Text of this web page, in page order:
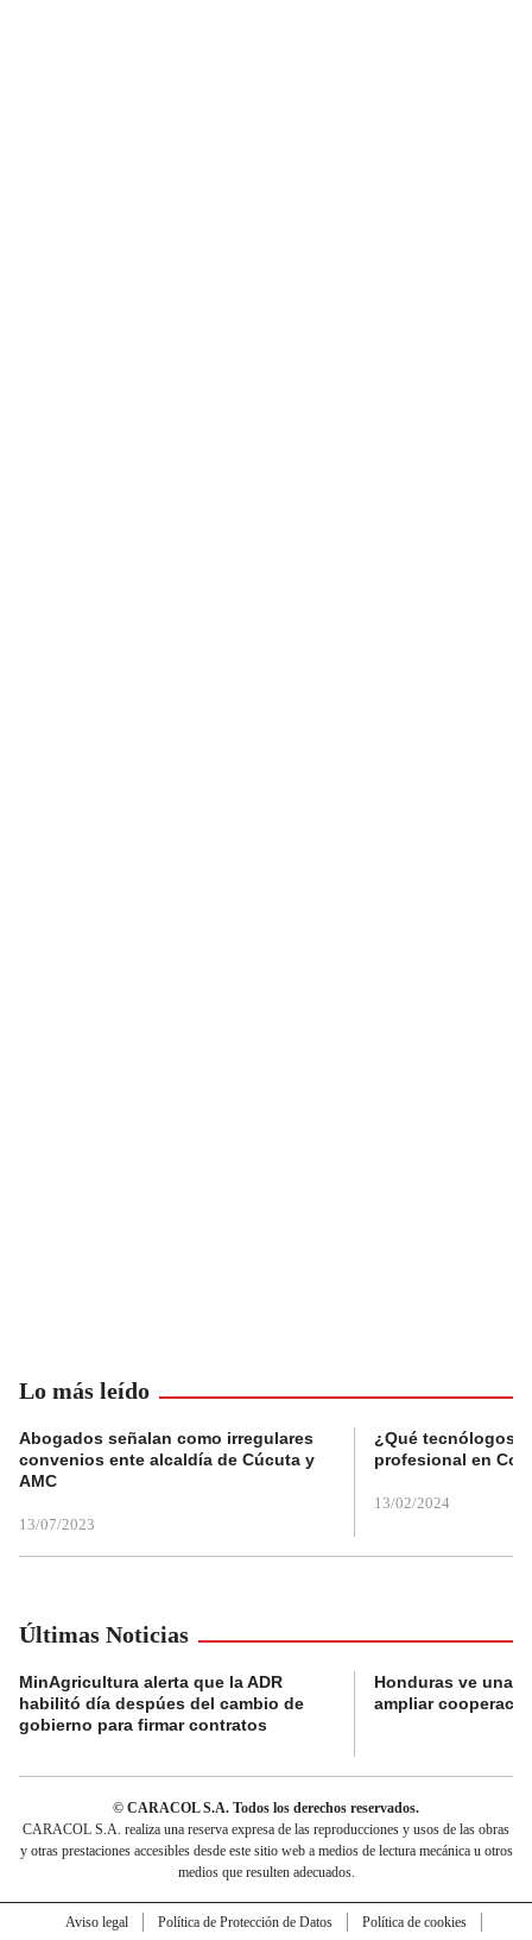
Lo más leído
Abogados señalan como irregulares
convenios ente alcaldía de Cúcuta y
AMC
13/07/2023
¿Qué tecnólogos
profesional en
13/02/2024
Últimas Noticias
MinAgricultura alerta que la ADR
habilitó día despúes del cambio de
gobierno para firmar contratos
Honduras ve una
ampliar
© CARACOL S.A. Todos los derechos reservados.
CARACOL S.A. realiza una reserva expresa de las reproducciones y usos de las obras
y otras prestaciones accesibles desde este sitio web a medios de lectura mecánica u otros
medios que resulten adecuados.
Aviso legal Política de Protección de Datos
Política de cookies